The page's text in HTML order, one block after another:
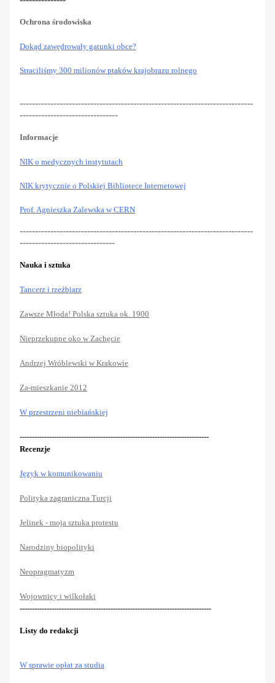
Ochrona środowiska
Dokąd zawędrowały gatunki obce?
Straciliśmy 300 milionów ptaków krajobrazu rolnego
----------------------------------------------------------------------------
--------------------------------
Informacje
NIK o medycznych instytutach
NIK krytycznie o Polskiej Bibliotece Internetowej
Prof. Agnieszka Zalewska w CERN
----------------------------------------------------------------------------
-------------------------------
Nauka i sztuka
Tancerz i rzeźbiarz
Zawsze Młoda! Polska sztuka ok. 1900
Nieprzekupne oko w Zachęcie
Andrzej Wróblewski w Krakowie
Za-mieszkanie 2012
W przestrzeni niebiańskiej
-----------------------------------------------------------------------------
Recenzje
Język w komunikowaniu
Polityka zagraniczna Turcji
Jelinek - moja sztuka protestu
Narodziny biopolityki
Neopragmatyzm
Wojownicy i wilkołaki
------------------------------------------------------------------------------
Listy do redakcji
W sprawie opłat za studia